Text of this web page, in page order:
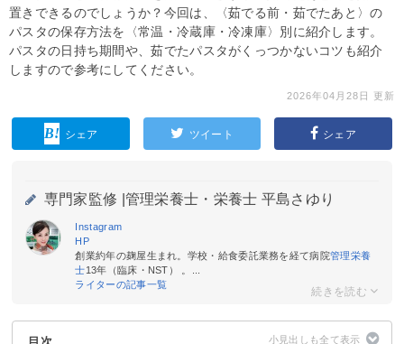
置きできるのでしょうか？今回は、〈茹でる前・茹でたあと〉の
パスタの保存方法を〈常温・冷蔵庫・冷凍庫〉別に紹介します。
パスタの日持ち期間や、茹でたパスタがくっつかないコツも紹介
しますので参考にしてください。
2026年04月28日 更新
シェア ツイート シェア
専門家監修 | 管理栄養士・栄養士 平島さゆり
Instagram
HP
創業約年の麹屋生まれ。学校・給食委託業務を経て病院管理栄養
士13年（臨床・NST） 。...
ライターの記事一覧